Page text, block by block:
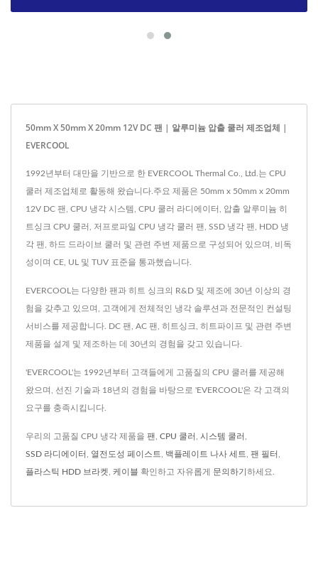
50mm X 50mm X 20mm 12V DC 팬 | 알루미늄 압출 쿨러 제조업체 |
EVERCOOL
1992년부터 대만을 기반으로 한 EVERCOOL Thermal Co., Ltd.는 CPU
쿨러 제조업체로 활동해 왔습니다.주요 제품은 50mm x 50mm x 20mm
12V DC 팬, CPU 냉각 시스템, CPU 쿨러 라디에이터, 압출 알루미늄 히
트싱크 CPU 쿨러, 저프로파일 CPU 냉각 쿨러 팬, SSD 냉각 팬, HDD 냉
각 팬, 하드 드라이브 쿨러 및 관련 주변 제품으로 구성되어 있으며, 비독
성이며 CE, UL 및 TUV 표준을 통과했습니다.
EVERCOOL는 다양한 팬과 히트 싱크의 R&D 및 제조에 30년 이상의 경
험을 갖추고 있으며, 고객에게 전체적인 냉각 솔루션과 전문적인 컨설팅
서비스를 제공합니다. DC 팬, AC 팬, 히트싱크, 히트파이프 및 관련 주변
제품을 설계 및 제조하는 데 30년의 경험을 갖고 있습니다.
'EVERCOOL'는 1992년부터 고객들에게 고품질의 CPU 쿨러를 제공해
왔으며, 선진 기술과 18년의 경험을 바탕으로 'EVERCOOL'은 각 고객의
요구를 충족시킵니다.
우리의 고품질 CPU 냉각 제품을 팬 CPU 쿨러 시스템 쿨러
SSD 라디에이터 열전도성 페이스트 백플레이트 나사 세트 팬 필터
플라스틱 HDD 브라켓 케이블 확인하고 자유롭게 문의하기 하세요.